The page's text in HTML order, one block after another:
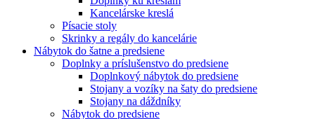
Kancelárske kreslá
Písacie stoly
Skrinky a regály do kancelárie
Nábytok do šatne a predsiene
Doplnky a príslušenstvo do predsiene
Doplnkový nábytok do predsiene
Stojany a vozíky na šaty do predsiene
Stojany na dáždníky
Nábytok do predsiene